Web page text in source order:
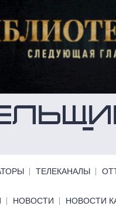
ТЕЛЕКАНАЛЫ
НОВОСТИ НОВОСТИ